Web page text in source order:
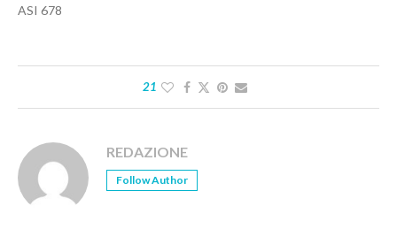
ASI 678
21
REDAZIONE
Follow Author